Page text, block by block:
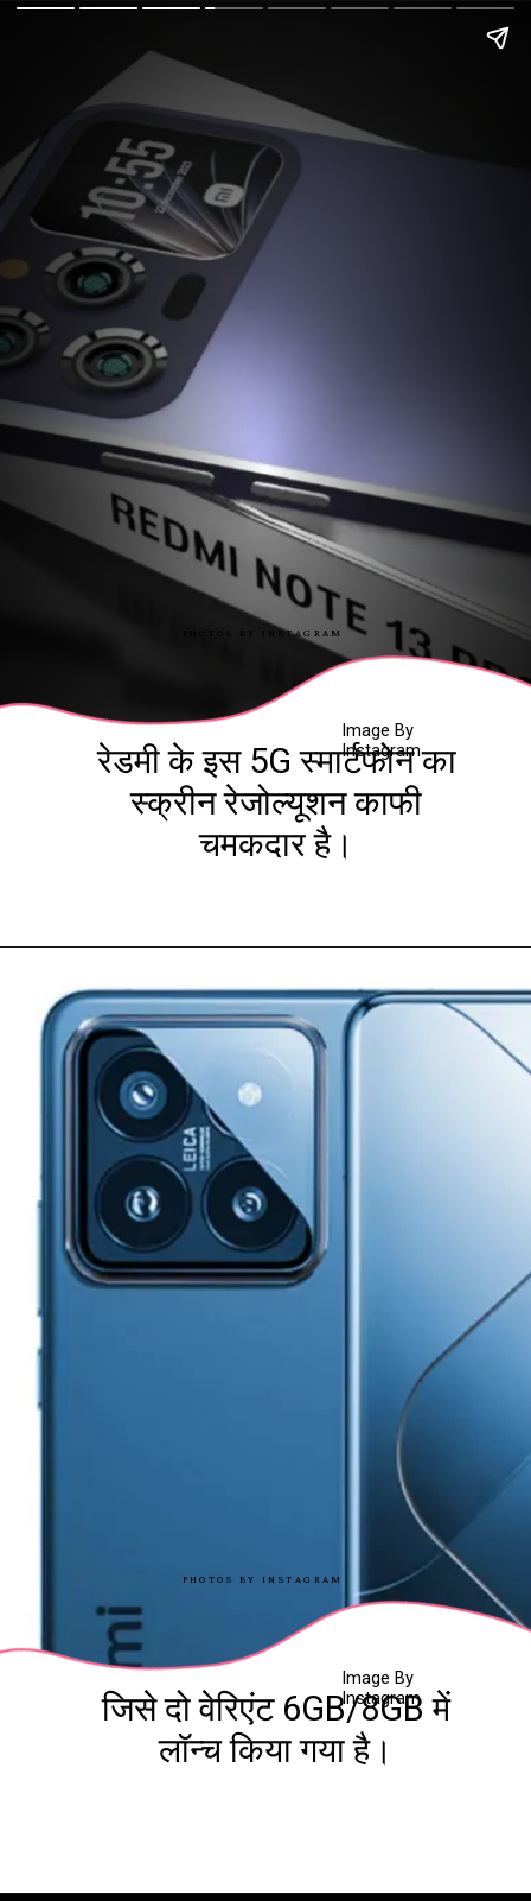
PHOTOS BY INSTAGRAM
Image By
Instagram
रेडमी के इस 5G स्मार्टफोन का
स्क्रीन रेजोल्यूशन काफी
चमकदार है।
PHOTOS BY INSTAGRAM
Image By
Instagram
जिसे दो वेरिएंट 6GB/8GB में
लॉन्च किया गया है।